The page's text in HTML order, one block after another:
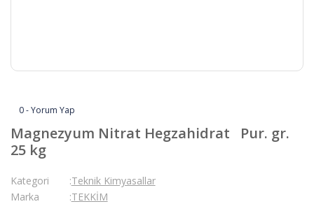
0 - Yorum Yap
Magnezyum Nitrat Hegzahidrat Pur. gr.
25 kg
Kategori
Teknik Kimyasallar
Marka
TEKKİM